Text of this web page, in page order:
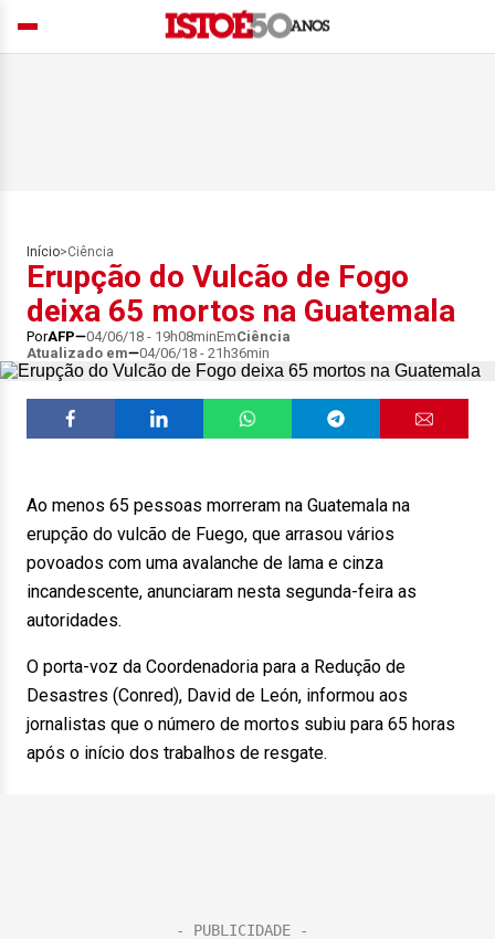
Início>Ciência
Erupção do Vulcão de Fogo
deixa 65 mortos na Guatemala
PorAFP 04/06/18 - 19h08minEmCiência
Atualizado em
04/06/18 - 21h36min
Ao menos 65 pessoas morreram na Guatemala na
erupção do vulcão de Fuego, que arrasou vários
povoados com uma avalanche de lama e cinza
incandescente, anunciaram nesta segunda-feira as
autoridades.
O porta-voz da Coordenadoria para a Redução de
Desastres (Conred), David de León, informou aos
jornalistas que o número de mortos subiu para 65 horas
após o início dos trabalhos de resgate.